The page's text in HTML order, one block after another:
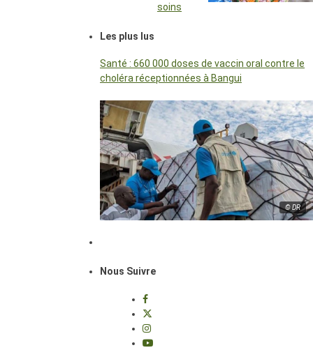
soins
Les plus lus
Santé : 660 000 doses de vaccin oral contre le
choléra réceptionnées à Bangui
© DR
Nous Suivre